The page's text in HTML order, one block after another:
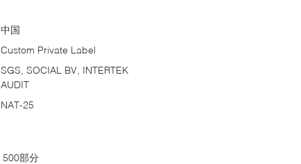
中国
Custom Private Label
SGS, SOCIAL BV, INTERTEK
AUDIT
NAT-25
500部分